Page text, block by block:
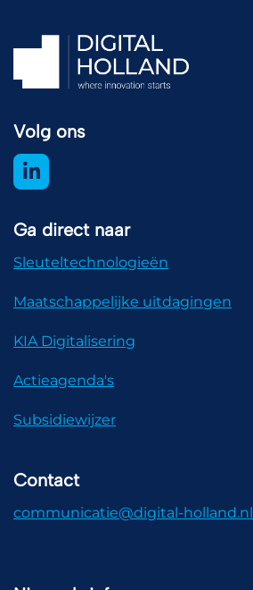
Volg ons
Ga direct naar
Sleuteltechnologieën
Maatschappelijke uitdagingen
KIA Digitalisering
Actieagenda's
Subsidiewijzer
Contact
communicatie@digital-holland.nl